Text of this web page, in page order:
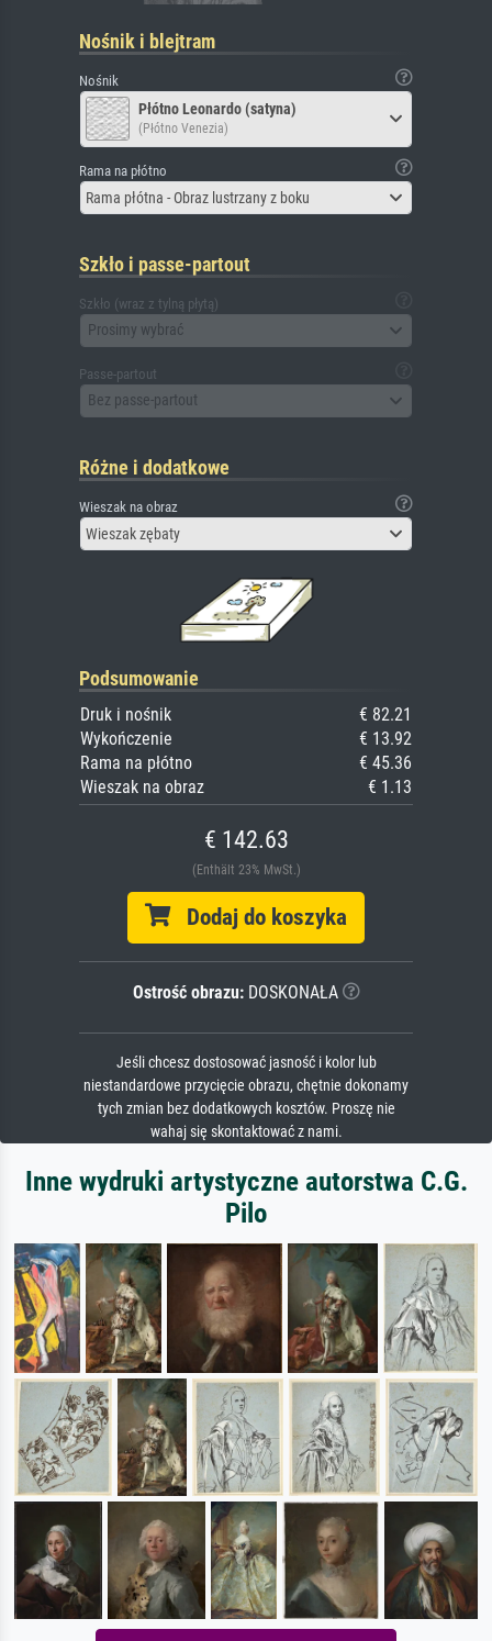
Nośnik i blejtram
Nośnik
Płótno Leonardo (satyna)
(Płótno Venezia)
Rama na płótno
Rama płótna - Obraz lustrzany z boku
Szkło i passe-partout
Szkło (wraz z tylną płytą)
Prosimy wybrać
Passe-partout
Bez passe-partout
Różne i dodatkowe
Wieszak na obraz
Wieszak zębaty
Podsumowanie
Druk i nośnik
€ 82.21
Wykończenie
€ 13.92
Rama na płótno
€ 45.36
Wieszak na obraz
€ 1.13
€ 142.63
(Enthält 23% MwSt.)
Dodaj do koszyka
Ostrość obrazu:DOSKONAŁA
Jeśli chcesz dostosować jasność i kolor lub
niestandardowe przycięcie obrazu, chętnie dokonamy
tych zmian bez dodatkowych kosztów. Proszę nie
wahaj się skontaktować z nami.
Inne wydruki artystyczne autorstwa C.G.
Pilo